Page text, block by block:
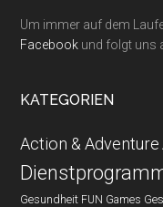
Um immer auf dem
Facebook und folgt uns
KATEGORIEN
Action & Adventure
Gesundheit FUN Games